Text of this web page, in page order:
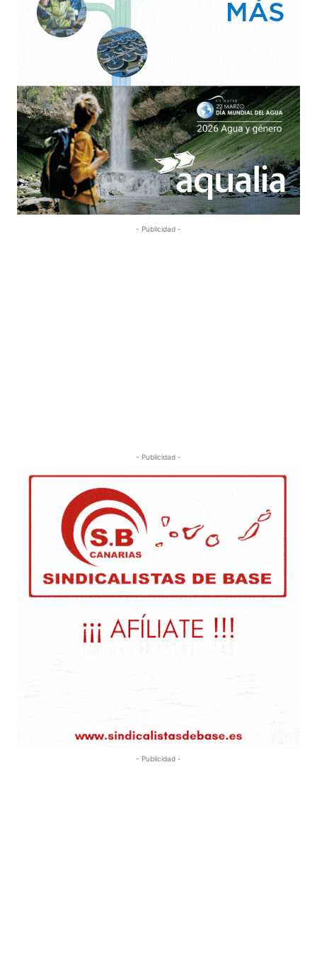
- Publicidad -
- Publicidad -
- Publicidad -